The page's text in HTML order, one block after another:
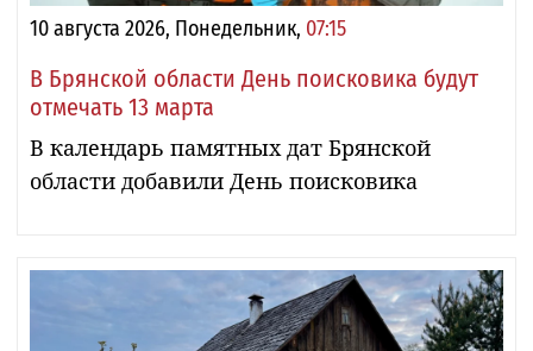
10 августа 2026, Понедельник, 07:15
В Брянской области День поисковика будут
отмечать 13 марта
В календарь памятных дат Брянской
области добавили День поисковика